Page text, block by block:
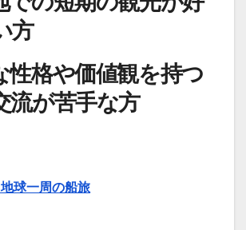
方
性格や価値観を持つ
流が苦手な方
球一周の船旅